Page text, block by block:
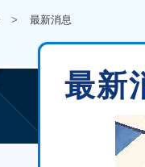
> 最新消息
最新